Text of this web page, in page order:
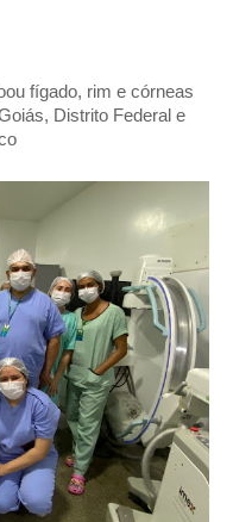
fígado, rim e córneas
Distrito Federal e